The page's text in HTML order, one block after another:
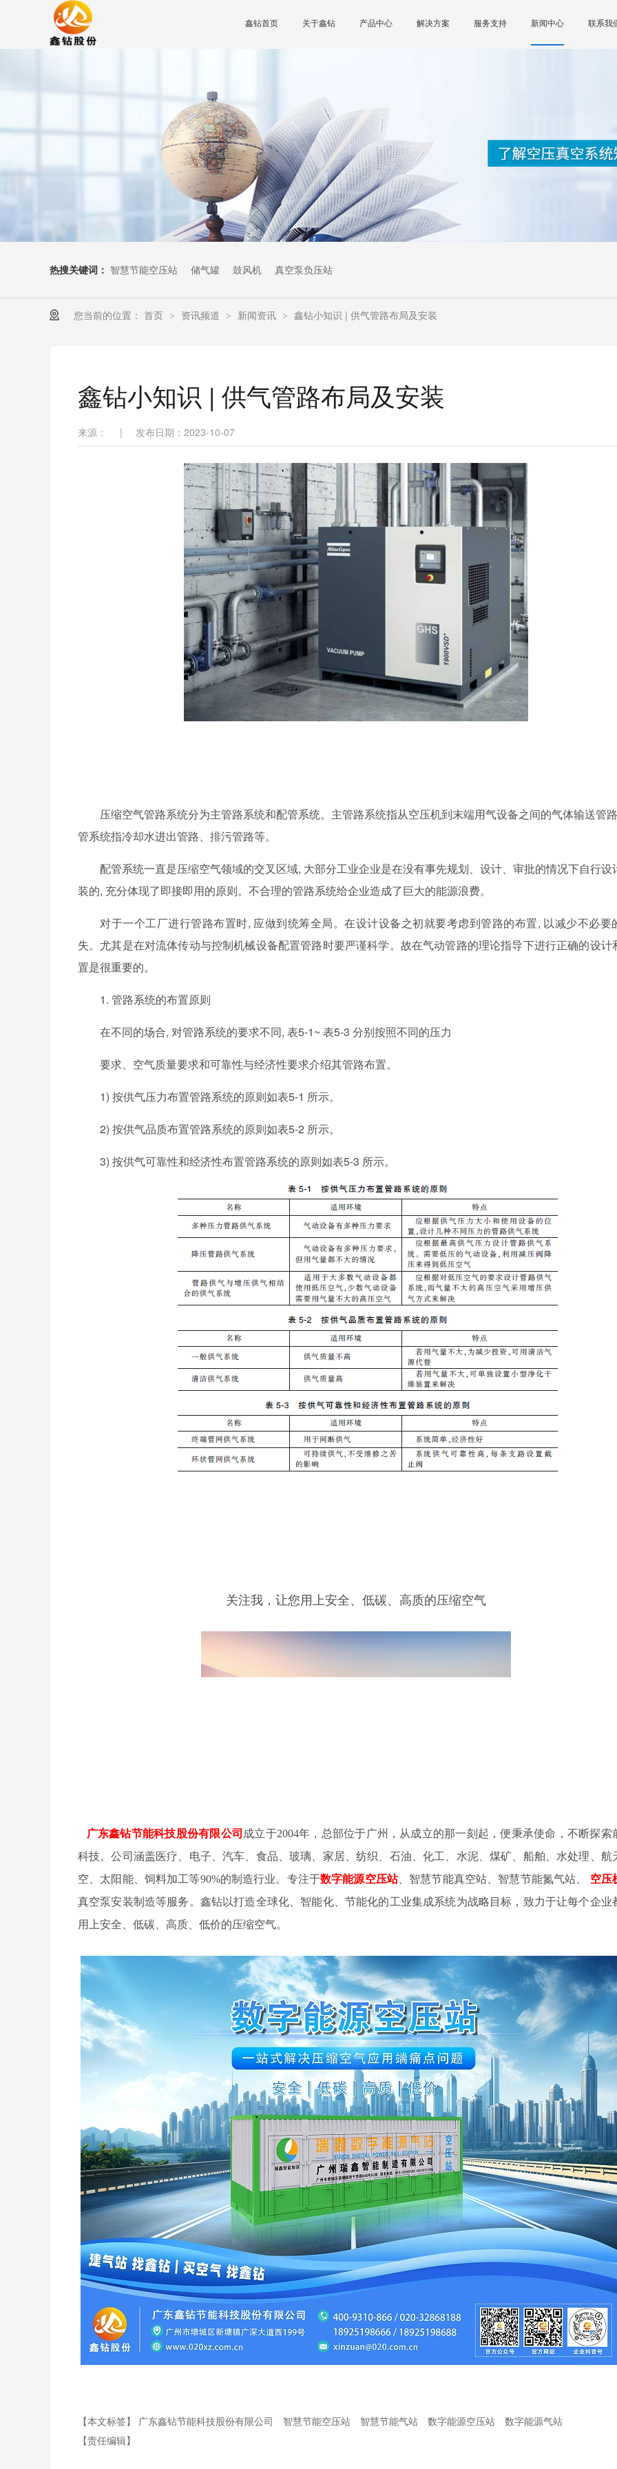
鑫钻首页 关于鑫钻 产品中心 解决方案 服务支持 新闻中心 联系我
热搜关键词： 智慧节能空压站 储气罐 鼓风机 真空泵负压站
您当前的位置： 首页 > 资讯频道 > 新闻资讯 > 鑫钻小知识 | 供气管路布局及安装
鑫钻小知识 | 供气管路布局及安装
来源： | 发布日期：2023-10-07
压缩空气管路系统分为主管路系统和配管系统。主管路系统指从空压机到末端用气设备之间的气体输送管
管系统指冷却水进出管路、排污管路等。
配管系统一直是压缩空气领域的交叉区域, 大部分工业企业是在没有事先规划、设计、审批的情况下自行设
装的, 充分体现了即接即用的原则。不合理的管路系统给企业造成了巨大的能源浪费。
对于一个工厂进行管路布置时, 应做到统筹全局。在设计设备之初就要考虑到管路的布置, 以减少不必要
失。尤其是在对流体传动与控制机械设备配置管路时要严谨科学。故在气动管路的理论指导下进行正确的设计
置是很重要的。
1. 管路系统的布置原则
在不同的场合, 对管路系统的要求不同, 表5-1~ 表5-3 分别按照不同的压力
要求、空气质量要求和可靠性与经济性要求介绍其管路布置。
1) 按供气压力布置管路系统的原则如表5-1 所示。
2) 按供气品质布置管路系统的原则如表5-2 所示。
3) 按供气可靠性和经济性布置管路系统的原则如表5-3 所示。
关注我，让您用上安全、低碳、高质的压缩空气
广东鑫钻节能科技股份有限公司 成立于2004年，总部位于广州，从成立的那一刻起，便秉承使命，不断探索
科技。公司涵盖医疗、电子、汽车、食品、玻璃、家居、纺织、石油、化工、水泥、煤矿、船舶、水处理、航
空、太阳能、饲料加工等90%的制造行业。专注于数字能源空压站、智慧节能真空站、智慧节能氮气站、
空压
真空泵安装制造等服务。鑫钻以打造全球化、智能化、节能化的工业集成系统为战略目标，致力于让每个企业
用上安全、低碳、高质、低价的压缩空气。
【本文标签】 广东鑫钻节能科技股份有限公司 智慧节能空压站 智慧节能气站 数字能源空压站
数字能源气站
【责任编辑】